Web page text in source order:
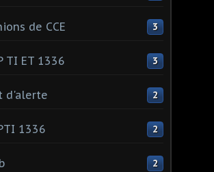
de CCE 3
TI ET 1336 3
d'alerte 2
1336 2
2